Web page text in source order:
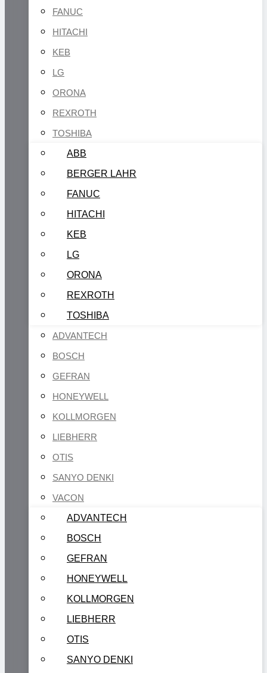
FANUC
HITACHI
KEB
LG
ORONA
REXROTH
TOSHIBA
ABB
BERGER LAHR
FANUC
HITACHI
KEB
LG
ORONA
REXROTH
TOSHIBA
ADVANTECH
BOSCH
GEFRAN
HONEYWELL
KOLLMORGEN
LIEBHERR
OTIS
SANYO DENKI
VACON
ADVANTECH
BOSCH
GEFRAN
HONEYWELL
KOLLMORGEN
LIEBHERR
OTIS
SANYO DENKI